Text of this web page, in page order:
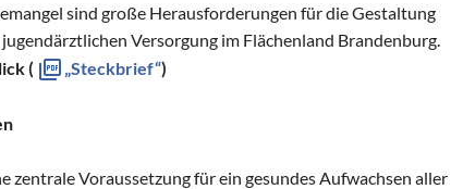
sind große Herausforderungen für die Gestaltung
Versorgung im Flächenland Brandenburg.
(
„Steckbrief“)
zentrale Voraussetzung für ein gesundes Aufwachsen aller